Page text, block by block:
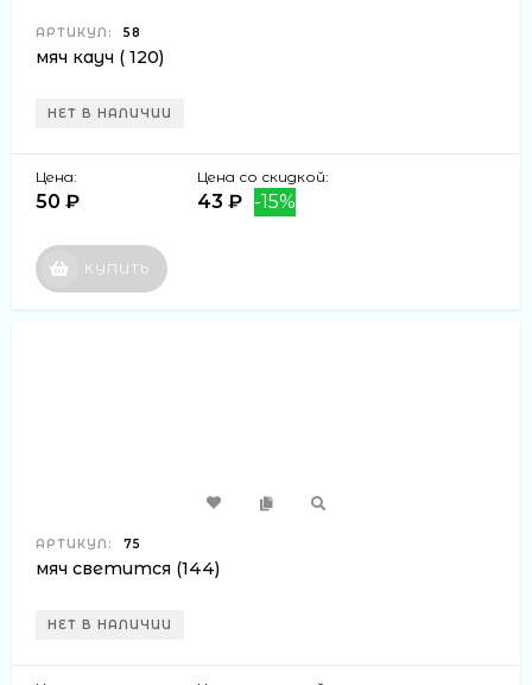
АРТИКУЛ: 58
мяч кауч ( 120)
НЕТ В НАЛИЧИИ
Цена:
50 ₽
Цена со скидкой:
43 ₽ -15%
КУПИТЬ
АРТИКУЛ: 75
мяч светится (144)
НЕТ В НАЛИЧИИ